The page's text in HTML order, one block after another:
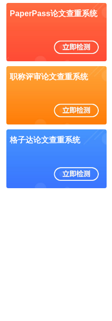
PaperPass论文查重系统
职称评审论文查重系统
格子达论文查重系统